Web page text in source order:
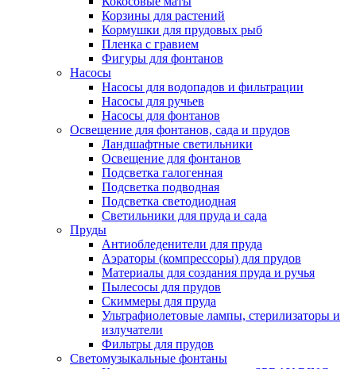
Корзины для растений
Кормушки для прудовых рыб
Пленка с гравием
Фигуры для фонтанов
Насосы
Насосы для водопадов и фильтрации
Насосы для ручьев
Насосы для фонтанов
Освещение для фонтанов, сада и прудов
Ландшафтные светильники
Освещение для фонтанов
Подсветка галогенная
Подсветка подводная
Подсветка светодиодная
Светильники для пруда и сада
Пруды
Антиобледенители для пруда
Аэраторы (компрессоры) для прудов
Материалы для создания пруда и ручья
Пылесосы для прудов
Скиммеры для пруда
Ультрафиолетовые лампы, стерилизаторы и
излучатели
Фильтры для прудов
Светомузыкальные фонтаны